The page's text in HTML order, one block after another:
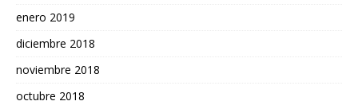
enero 2019
diciembre 2018
noviembre 2018
octubre 2018